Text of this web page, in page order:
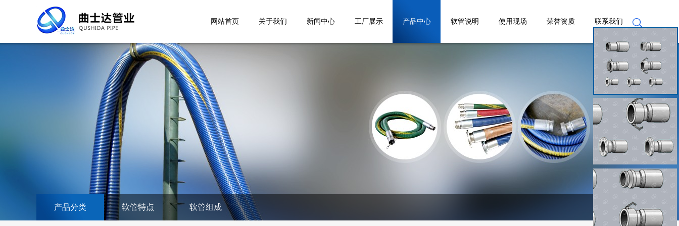
网站首页 关于我们 新闻中心 工厂展示 产品中心 软管说明 使用现场 荣誉资质 联系我们
产品分类 软管特点 软管组成